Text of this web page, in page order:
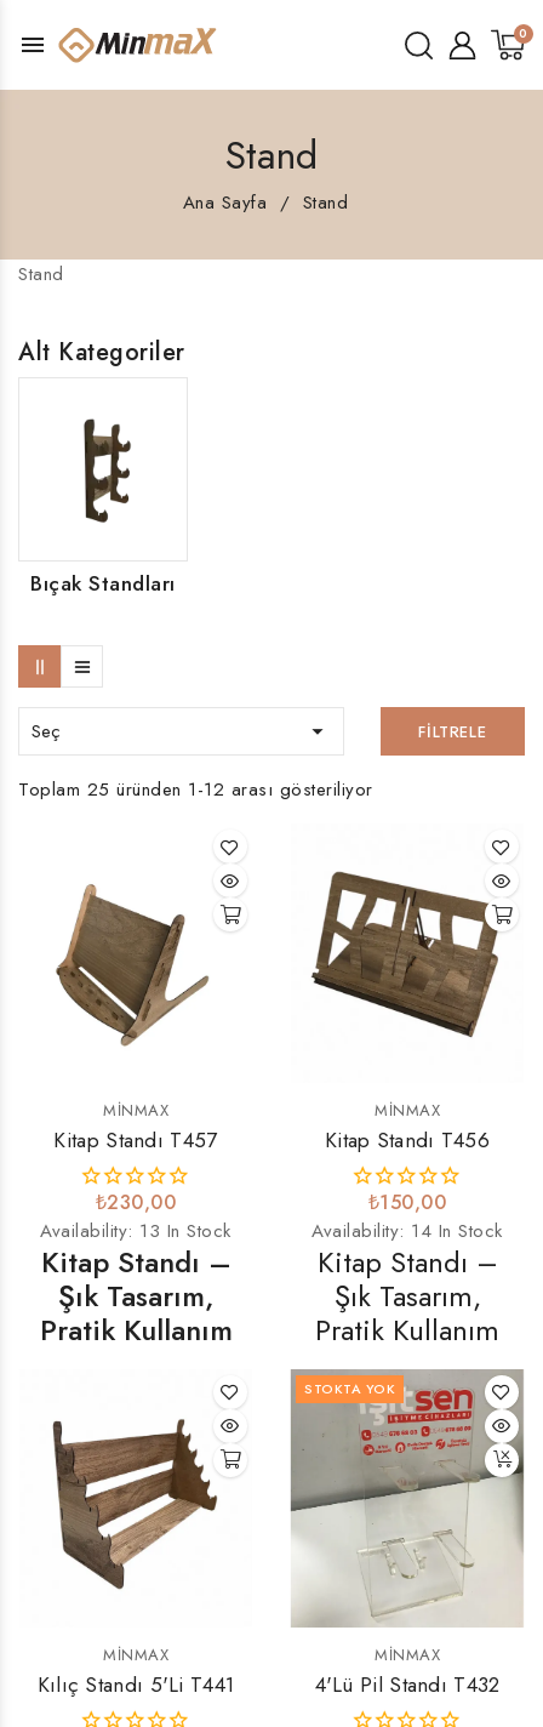
menu
Stand
Ana Sayfa Stand
Stand
Alt Kategoriler
Bıçak Standları
Seç  FILTRELE
Toplam 25 üründen 1-12 arası gösteriliyor
MINMAX
Kitap Standı T457
₺230,00
Availability: 13 In Stock
Kitap Standı –
Şık Tasarım,
Pratik Kullanım
MINMAX
Kitap Standı T456
₺150,00
Availability: 14 In Stock
Kitap Standı –
Şık Tasarım,
Pratik Kullanım
MINMAX
Kılıç Standı 5'li T441
STOKTA YOK
MINMAX
4'lü Pil Standı T432